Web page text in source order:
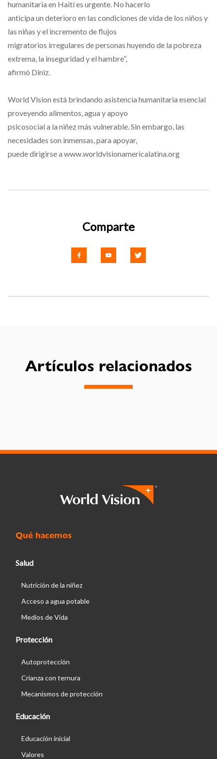
humanitaria en Haití es urgente. No hacerlo
anticipa un deterioro en las condiciones de vida de los niños y
las niñas y el incremento de flujos
migratorios irregulares de personas huyendo de la pobreza
extrema, la inseguridad y el hambre”,
afirmó Diniz.
World Vision está brindando asistencia humanitaria esencial
proveyendo alimentos, agua y apoyo
psicosocial a la niñez más vulnerable. Sin embargo, las
necesidades son inmensas, para apoyar,
puede dirigirse a www.worldvisionamericalatina.org
Comparte
Artículos relacionados
Qué hacemos
Salud
Nutrición de la niñez
Acceso a agua potable
Medios de Vida
Protección
Autoprotección
Crianza con ternura
Mecanismos de protección
Educación
Educación inicial
Valores